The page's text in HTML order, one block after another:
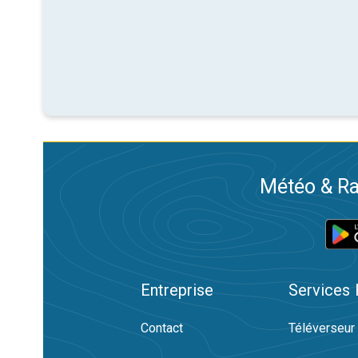
Météo &
Entreprise
Contact
Services
Téléverseur